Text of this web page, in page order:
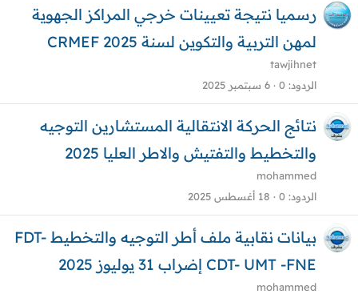
رسميا نتيجة تعيينات خرجي المراكز الجهوية
لمهن التربية والتكوين لسنة 2025 CRMEF
tawjihnet
الردود 0 6 سبتمبر 2025
نتائج الحركة الانتقالية المستشارين التوجيه
والتخطيط والتفتيش والاطر العليا 2025
mohammed
الردود 0 18 أغسطس 2025
بيانات نقابية ملف أطر التوجيه والتخطيط FDT-
CDT- UMT -FNE إضراب 31 يوليوز 2025
mohammed